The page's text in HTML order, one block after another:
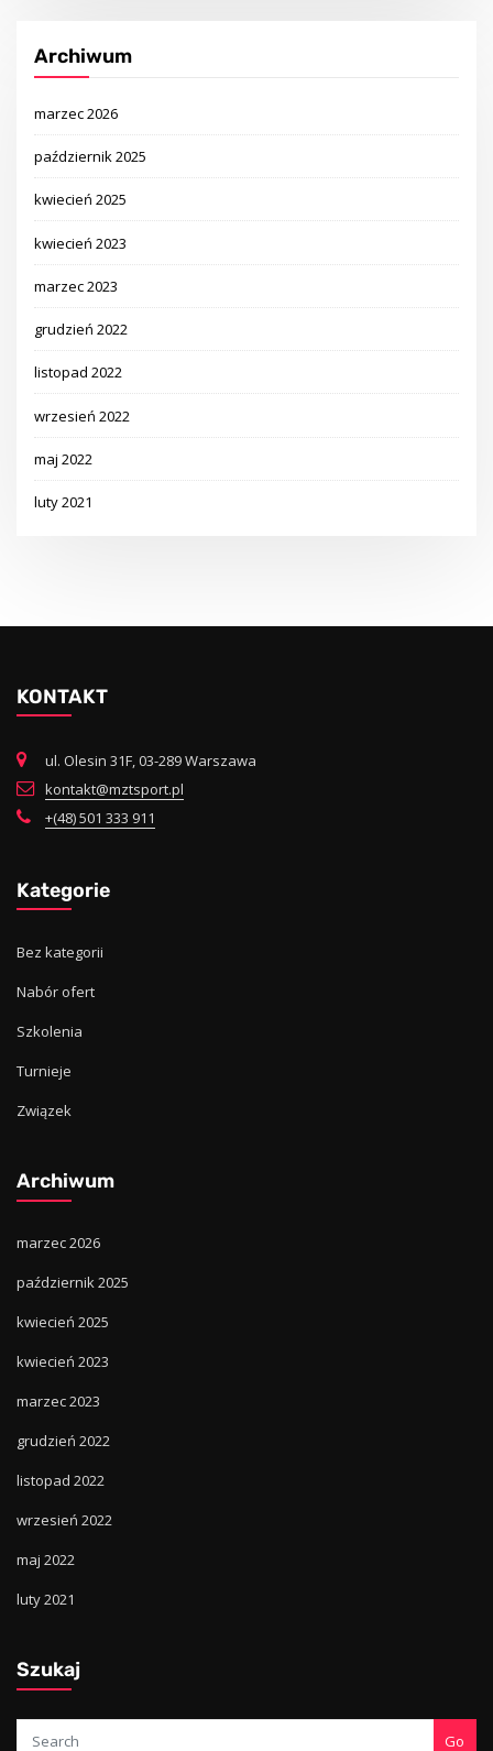
Archiwum
marzec 2026
październik 2025
kwiecień 2025
kwiecień 2023
marzec 2023
grudzień 2022
listopad 2022
wrzesień 2022
maj 2022
luty 2021
KONTAKT
ul. Olesin 31F, 03-289 Warszawa
kontakt@mztsport.pl
+(48) 501 333 911
Kategorie
Bez kategorii
Nabór ofert
Szkolenia
Turnieje
Związek
Archiwum
marzec 2026
październik 2025
kwiecień 2025
kwiecień 2023
marzec 2023
grudzień 2022
listopad 2022
wrzesień 2022
maj 2022
luty 2021
Szukaj
Go